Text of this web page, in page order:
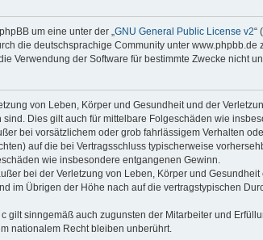
um eine unter der „ GNU General Public License v2“
die deutschsprachige Community unter
Verwendung der Software für bestimmte Zwecke nicht
von Leben, Körper und Gesundheit und der
Dies gilt auch für mittelbare Folgeschäden wie
bei vorsätzlichem oder grob fahrlässigem Verhalten
auf die bei Vertragsschluss typischerweise
wie insbesondere entgangenen Gewinn.
bei der Verletzung von Leben, Körper und
im Übrigen der Höhe nach auf die vertragstypischen
gilt sinngemäß auch zugunsten der Mitarbeiter und
nationalem Recht bleiben unberührt.